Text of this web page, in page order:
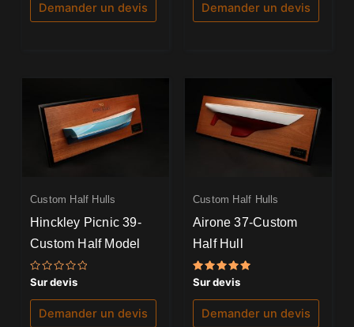
Demander un devis Demander un devis
Custom Half Hulls
Hinckley Picnic 39-
Custom Half Model
Note
0
sur
Sur devis
Demander un devis
Custom Half Hulls
Airone 37-Custom
Half Hull
Note
5.00
sur 5
Sur devis
Demander un devis